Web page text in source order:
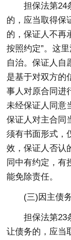
担保法第24
的，应当取得保
的，保证人不再
按照约定”。这
自治。保证人自
是基于对双方的
事人对原合同进
未经保证人同意
保证人对主合同
须有书面形式，
效，保证人否认
同中有约定，有
能免除责任。
(三)因主债
担保法第23
让债务的，应当